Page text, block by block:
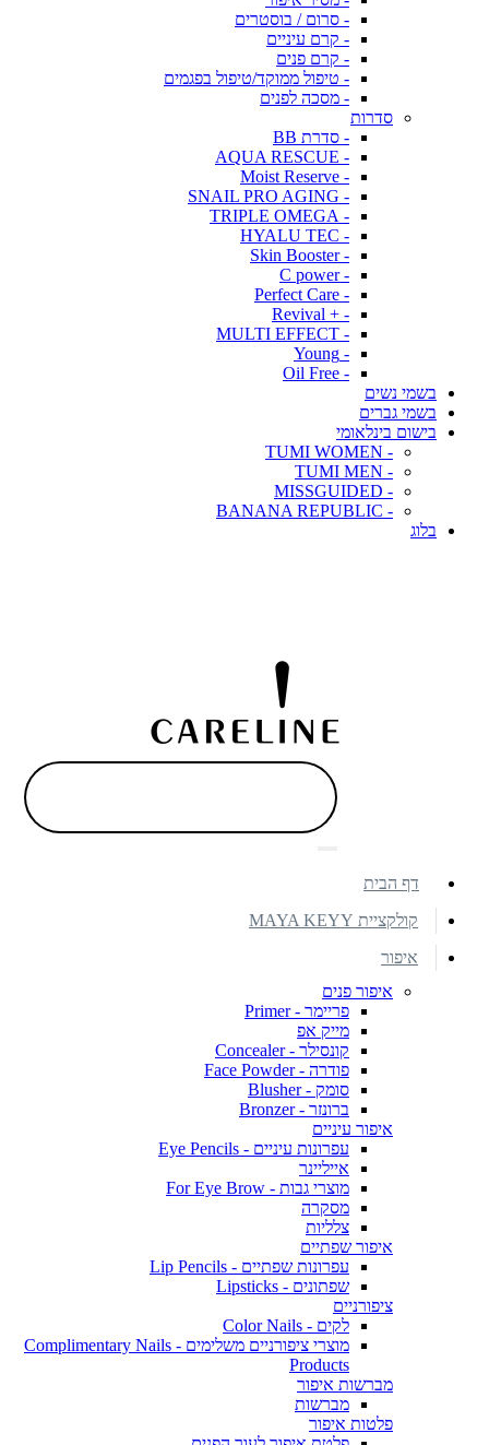
- סרום / בוסטרים
- קרם עיניים
- קרם פנים
- טיפול ממוקד/טיפול בפגמים
- מסכה לפנים
סדרות
- סדרת BB
- AQUA RESCUE
- Moist Reserve
- SNAIL PRO AGING
- TRIPLE OMEGA
- HYALU TEC
- Skin Booster
- C power
- Perfect Care
- + Revival
- MULTI EFFECT
- Young
- Oil Free
בשמי נשים
בשמי גברים
בישום בינלאומי
- TUMI WOMEN
- TUMI MEN
- MISSGUIDED
- BANANA REPUBLIC
בלוג
דף הבית
קולקציית MAYA KEYY
איפור
איפור פנים
פריימר - Primer
מייק אפ
קונסילר - Concealer
פודרה - Face Powder
סומק - Blusher
ברונזר - Bronzer
איפור עיניים
עפרונות עיניים - Eye Pencils
אייליינר
מוצרי גבות - For Eye Brow
מסקרה
צלליות
איפור שפתיים
עפרונות שפתיים - Lip Pencils
שפתונים - Lipsticks
ציפורניים
לקים - Color Nails
מוצרי ציפורניים משלימים - Complimentary Nails
Products
מברשות איפור
מברשות
פלטות איפור